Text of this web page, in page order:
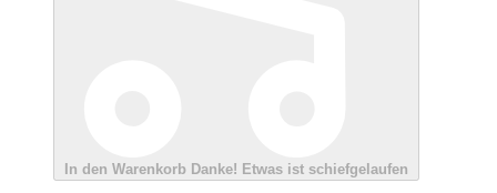
In den Warenkorb Danke! Etwas ist schiefgelaufen